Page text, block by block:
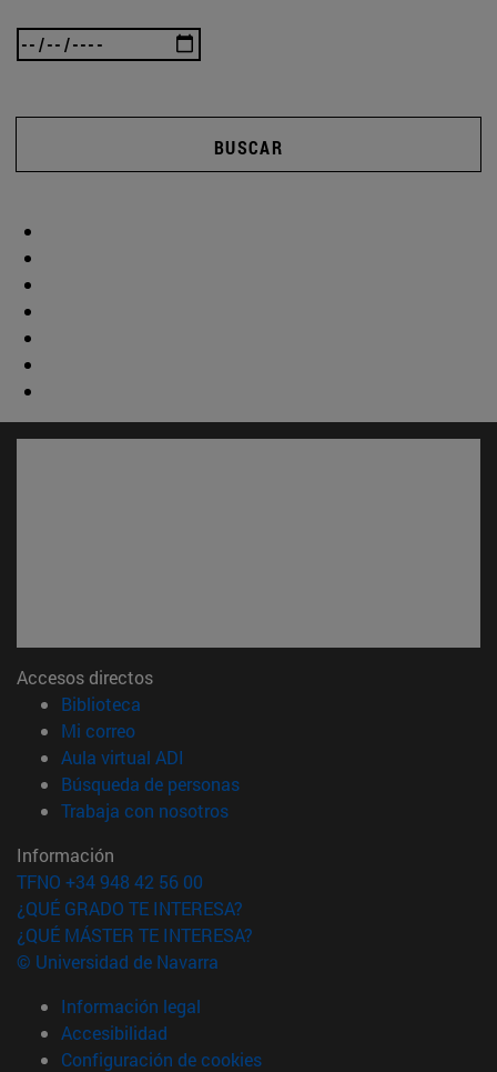
BUSCAR
Accesos directos
Biblioteca
Mi correo(abre en nueva ventana)
Aula virtual ADI
Búsqueda de personas(abre en nueva ventana)
Trabaja con nosotros(abre en nueva ventana)
Información
TFNO +34 948 42 56 00
¿QUÉ GRADO TE INTERESA?
¿QUÉ MÁSTER TE INTERESA?
© Universidad de Navarra
Información legal
Accesibilidad
Configuración de cookies